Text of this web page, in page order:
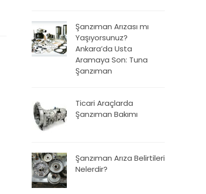
Şanzıman Arızası mı
Yaşıyorsunuz?
Ankara’da Usta
Aramaya Son: Tuna
Şanzıman
Ticari Araçlarda
Şanzıman Bakımı
Şanzıman Arıza Belirtileri
Nelerdir?